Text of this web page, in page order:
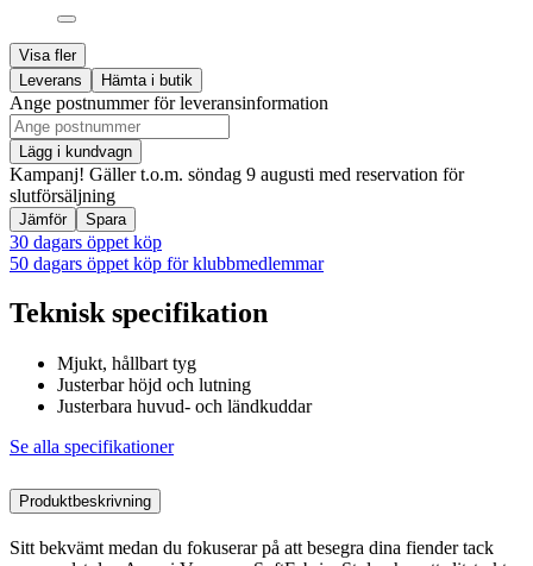
Visa fler
Leverans
Hämta i butik
Ange postnummer för leveransinformation
Lägg i kundvagn
Kampanj! Gäller t.o.m. söndag 9 augusti med reservation för
slutförsäljning
Jämför Spara
30 dagars öppet köp
50 dagars öppet köp för klubbmedlemmar
Teknisk specifikation
Mjukt, hållbart tyg
Justerbar höjd och lutning
Justerbara huvud- och ländkuddar
Se alla specifikationer
Produktbeskrivning
Sitt bekvämt medan du fokuserar på att besegra dina fiender tack